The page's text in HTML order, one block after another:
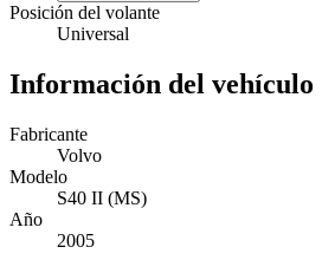
Posición del volante
Universal
Información del vehículo
Fabricante
Volvo
Modelo
S40 II (MS)
Año
2005